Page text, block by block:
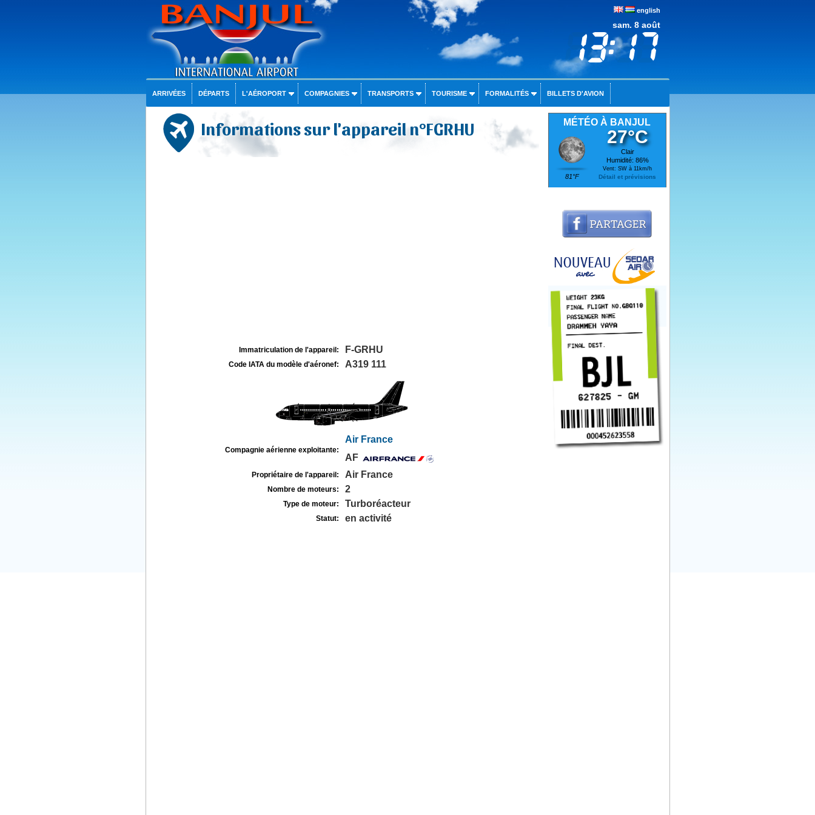
english
sam. 8 août
ARRIVÉES DÉPARTS L'AÉROPORT COMPAGNIES TRANSPORTS TOURISME FORMALITÉS BILLETS D'AVION
Informations sur l'appareil n°FGRHU
Immatriculation de l'appareil: F-GRHU
Code IATA du modèle d'aéronef: A319 111
Compagnie aérienne exploitante:
Air France
AF
Propriétaire de l'appareil: Air France
Nombre de moteurs: 2
Type de moteur: Turboréacteur
Statut: en activité
MÉTÉO À BANJUL
81°F
27°C
Clair
Humidité: 86%
Vent: SW à 11km/h
Détail et prévisions